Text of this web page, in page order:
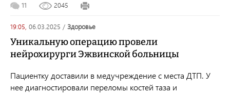
11 2045
19:05, 06.03.2025 / здоровье
Уникальную операцию провели
нейрохирурги Эжвинской больницы
Пациентку доставили в медучреждение с места ДТП. У
нее диагностировали переломы костей таза и